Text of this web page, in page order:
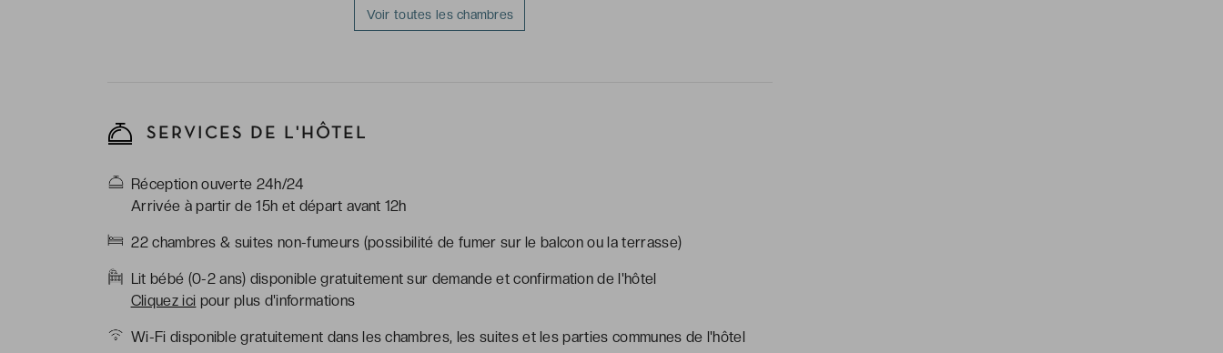
Voir toutes les chambres
SERVICES DE L'HÔTEL
Réception ouverte 24h/24
Arrivée à partir de 15h et départ avant 12h
22 chambres & suites non-fumeurs (possibilité de fumer sur le balcon ou la terrasse)
Lit bébé (0-2 ans) disponible gratuitement sur demande et confirmation de l'hôtel
Cliquez ici pour plus d'informations
Wi-Fi disponible gratuitement dans les chambres, les suites et les parties communes de l'hôtel